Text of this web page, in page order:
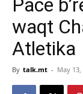
Pace
waqt
Atletika
By talk.mt - May 13,